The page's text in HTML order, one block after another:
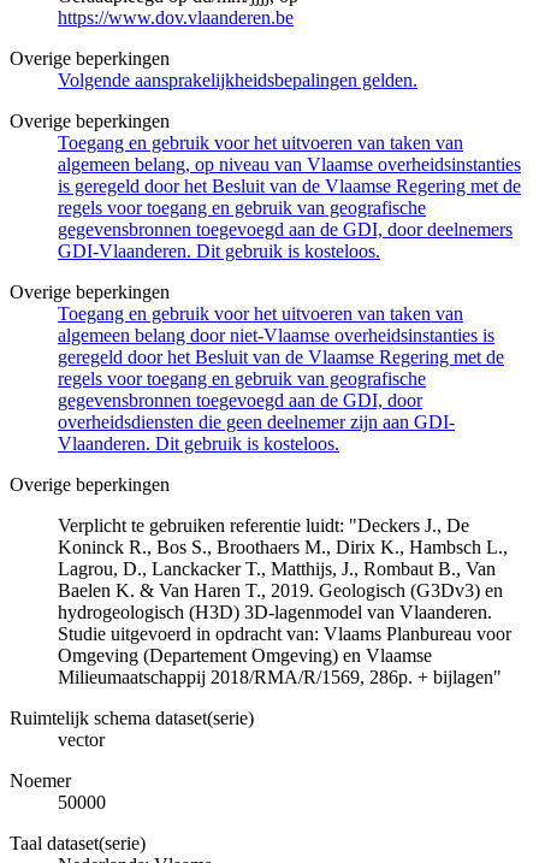
https://www.dov.vlaanderen.be
Overige beperkingen
Volgende aansprakelijkheidsbepalingen gelden.
Overige beperkingen
Toegang en gebruik voor het uitvoeren van taken van
algemeen belang, op niveau van Vlaamse overheidsinstanties
is geregeld door het Besluit van de Vlaamse Regering met de
regels voor toegang en gebruik van geografische
gegevensbronnen toegevoegd aan de GDI, door deelnemers
GDI-Vlaanderen. Dit gebruik is kosteloos.
Overige beperkingen
Toegang en gebruik voor het uitvoeren van taken van
algemeen belang door niet-Vlaamse overheidsinstanties is
geregeld door het Besluit van de Vlaamse Regering met de
regels voor toegang en gebruik van geografische
gegevensbronnen toegevoegd aan de GDI, door
overheidsdiensten die geen deelnemer zijn aan GDI-
Vlaanderen. Dit gebruik is kosteloos.
Overige beperkingen
Verplicht te gebruiken referentie luidt: "Deckers J., De
Koninck R., Bos S., Broothaers M., Dirix K., Hambsch L.,
Lagrou, D., Lanckacker T., Matthijs, J., Rombaut B., Van
Baelen K. & Van Haren T., 2019. Geologisch (G3Dv3) en
hydrogeologisch (H3D) 3D-lagenmodel van Vlaanderen.
Studie uitgevoerd in opdracht van: Vlaams Planbureau voor
Omgeving (Departement Omgeving) en Vlaamse
Milieumaatschappij 2018/RMA/R/1569, 286p. + bijlagen"
Ruimtelijk schema dataset(serie)
vector
Noemer
50000
Taal dataset(serie)